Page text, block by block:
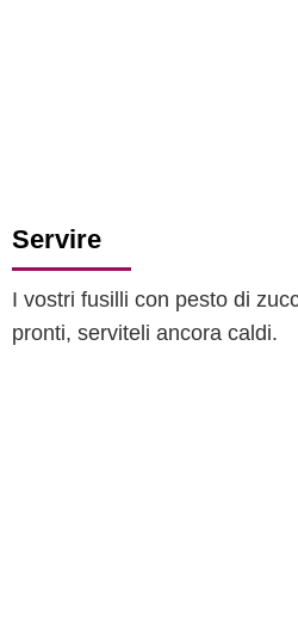
Servire
I vostri fusilli con pesto di
pronti, serviteli ancora caldi.